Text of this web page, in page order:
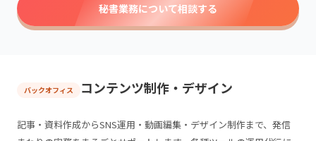
秘書業務について相談する
バックオフィス コンテンツ制作・デザイン
記事・資料作成からSNS運用・動画編集・デザイン制作まで、発信